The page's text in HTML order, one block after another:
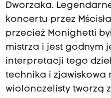
Dworzaka.
koncertu przez
przecież Monighetti
mistrza i jest godnym
interpretacji tego
technika i zjawiskowa
wiolonczelisty tworzą